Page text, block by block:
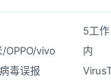
OPPO/vivo
毒误报
5工
内